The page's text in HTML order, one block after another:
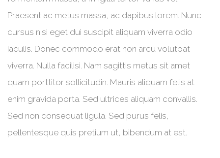
Praesent ac metus massa, ac dapibus lorem. Nunc
cursus nisi eget dui suscipit aliquam viverra odio
iaculis. Donec commodo erat non arcu volutpat
viverra. Nulla facilisi. Nam sagittis metus sit amet
quam porttitor sollicitudin. Mauris aliquam felis at
enim gravida porta. Sed ultrices aliquam convallis.
Sed non consequat ligula. Sed purus felis,
pellentesque quis pretium ut, bibendum at est.